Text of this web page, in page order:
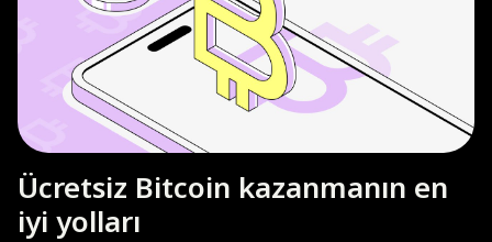
Ücretsiz Bitcoin kazanmanın en
iyi yolları